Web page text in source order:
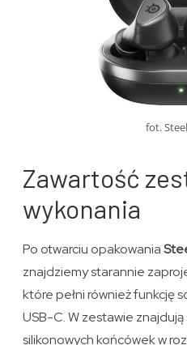
fot.
Zawartość
wykonania
Po otwarciu opakowania
znajdziemy starannie
które pełni również funkcję
USB-C. W zestawie
silikonowych końcówek w